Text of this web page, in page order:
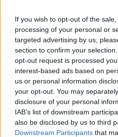
If you wish to opt-out of the
processing of your personal or
targeted advertising by us,
section to confirm your
opt-out request is processed
interest-based ads based on
us or personal information
your opt-out. You may
disclosure of your personal
IAB’s list of downstream
also be disclosed by us to third
Downstream Participants that
ΕΓΓΡΑΦΕΙΤΕ ΓΙΑ ΝΑ
ΤΕΛΕΥΤΑΙΕΣ ΜΑΣ